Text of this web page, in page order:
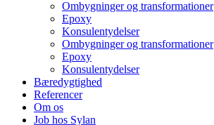
Ombygninger og transformationer
Epoxy
Konsulentydelser
Ombygninger og transformationer
Epoxy
Konsulentydelser
Bæredygtighed
Referencer
Om os
Job hos Sylan